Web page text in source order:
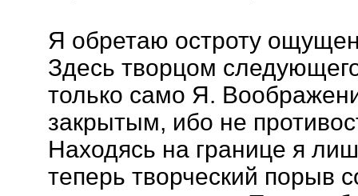
Я обретаю остроту
Здесь творцом
только само Я.
закрытым, ибо не
Находясь на границе я
теперь творческий порыв